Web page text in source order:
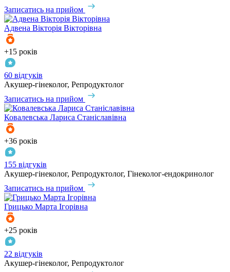
Записатись на прийом
Адвена Вікторія Вікторівна
+15 років
60 відгуків
Акушер-гінеколог, Репродуктолог
Записатись на прийом
Ковалевська Лариса Станіславівна
+36 років
155 відгуків
Акушер-гінеколог, Репродуктолог, Гінеколог-ендокринолог
Записатись на прийом
Грицько Марта Ігорівна
+25 років
22 відгуків
Акушер-гінеколог, Репродуктолог